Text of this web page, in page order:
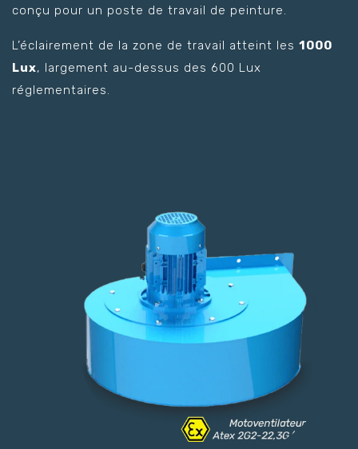
conçu pour un poste de travail de peinture.
L’éclairement de la zone de travail atteint les 1000
Lux, largement au-dessus des 600 Lux
réglementaires.